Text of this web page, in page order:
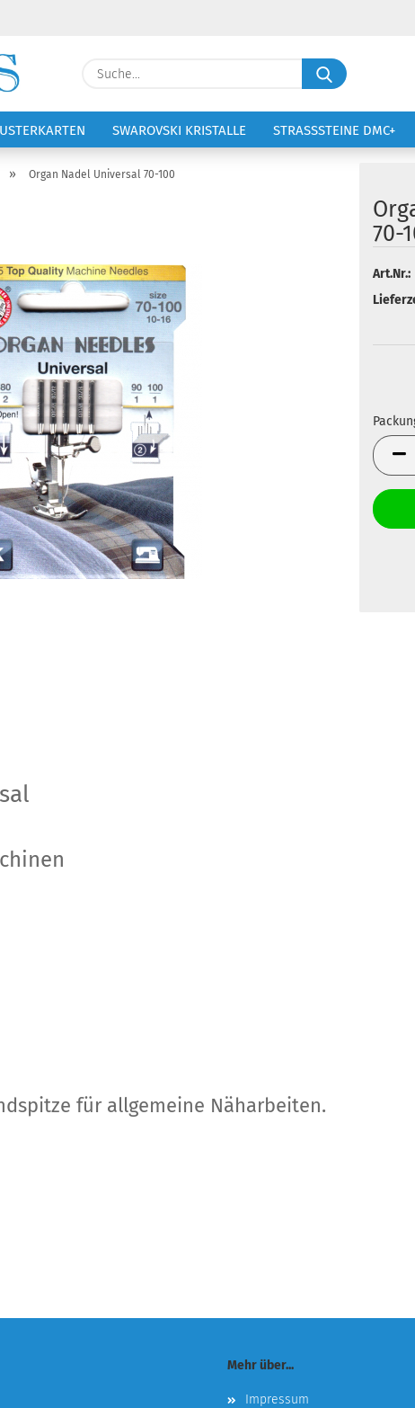
Lieferland Suche...
SWAROVSKI KRISTALLE STRASSSTEINE DMC+
VOLTIGIERANZÜGE STICKEREI
» Organ Nadel Universal 70-100
70-
Art.Nr.:
für allgemeine Näharbeiten.
Mehr über...
Impressum